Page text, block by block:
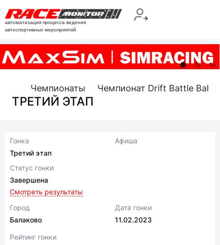
автоматизация процесса ведения
автоспортивных мероприятий
Чемпионаты Чемпионат Drift Battle
ТРЕТИЙ ЭТАП
Гонка
Третий этап
Статус гонки
Завершена
Смотреть результаты
Афиша
Город
Балаково
Дата гонки
11.02.2023
Рейтинг гонки